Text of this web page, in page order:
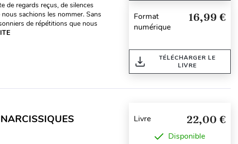
de regards reçus, de silences
sachions les nommer. Sans
de répétitions que nous
Format
numérique
16,99 €
TÉLÉCHARGER LE
LIVRE
Livre 22,00 €
Disponible